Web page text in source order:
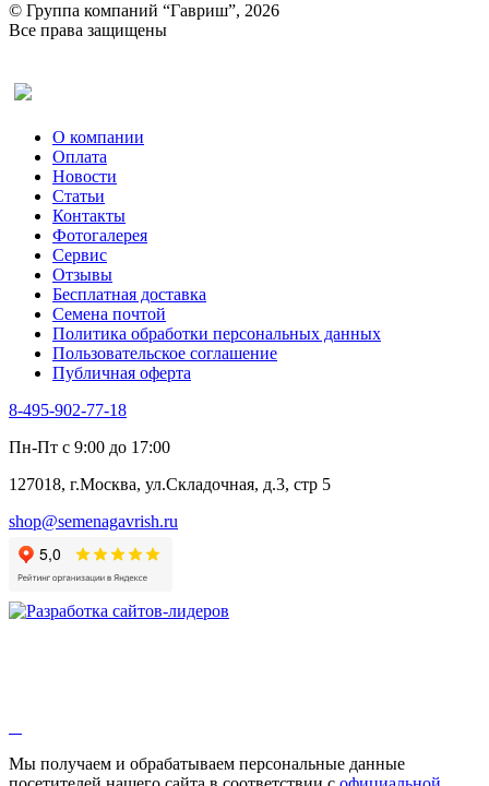
Ревень
Рукола
Рута
Тмин
Трава для чая
Туласи
Укроп
Фенхель пряный
Хризантема овощная
Цикорий пряный
Цикорий салатный (Витлуф)
Черемша
Шпинат
Щавель
Эндивий
Эстрагон
Алтей
Бессмертник
Валериана
Валерианелла
Гибискус лекарственный
Девясил
Душица
Змееголовник
Мыльнянка
© Группа компаний “Гавриш”, 2026
Все права защищены
О компании
Оплата
Новости
Статьи
Контакты
Фотогалерея​
Сервис
Отзывы
Бесплатная доставка
Семена почтой
Политика обработки персональных данных
Пользовательское соглашение
Публичная оферта
8-495-902-77-18
Пн-Пт с 9:00 до 17:00
127018, г.Москва, ул.Складочная, д.3, стр 5
shop@semenagavrish.ru
Мы получаем и обрабатываем персональные данные